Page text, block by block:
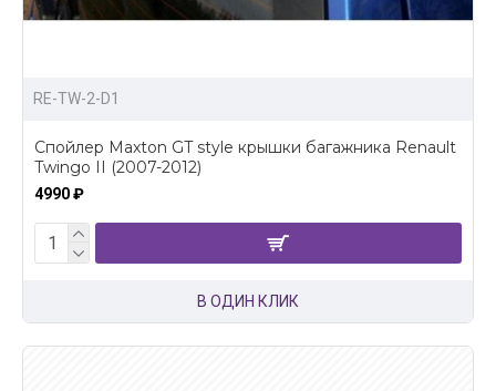
RE-TW-2-D1
Спойлер Maxton GT style крышки багажника Renault
Twingo II (2007-2012)
4990 ₽
В ОДИН КЛИК